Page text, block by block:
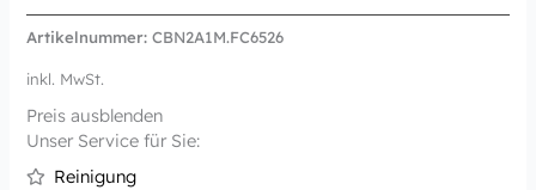
Artikelnummer:CBN2A1M.FC6526
inkl. MwSt.
Preis ausblenden
Unser Service für Sie:
Reinigung